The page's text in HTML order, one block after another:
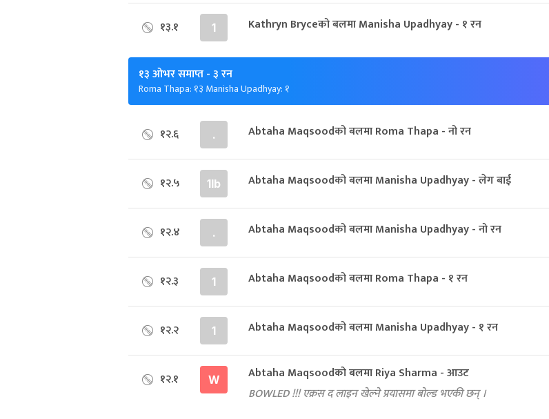
१३.१ 1 Kathryn Bryceको बलमा Manisha Upadhyay - १ रन
१३ ओभर समाप्त- ३ रन
Roma Thapa: १३ Manisha Upadhyay: १
१२.६ . Abtaha Maqsoodको बलमा Roma Thapa - नो रन
१२.५ 1lb Abtaha Maqsoodको बलमा Manisha Upadhyay - लेग बाई
१२.४ . Abtaha Maqsoodको बलमा Manisha Upadhyay - नो रन
१२.३ 1 Abtaha Maqsoodको बलमा Roma Thapa - १ रन
१२.२ 1 Abtaha Maqsoodको बलमा Manisha Upadhyay - १ रन
१२.१ W
Abtaha Maqsoodको बलमा Riya Sharma - आउट
BOWLED !!! एक्रस द लाइन खेल्ने प्रयासमा बोल्ड भएकी छन् ।